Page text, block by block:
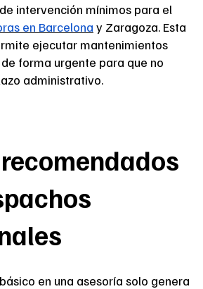
intervención mínimos para el
en Barcelona y Zaragoza. Esta
ejecutar mantenimientos
forma urgente para que no
administrativo.
en una asesoría solo genera